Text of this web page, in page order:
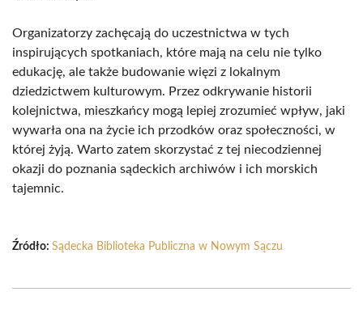
Organizatorzy zachęcają do uczestnictwa w tych
inspirujących spotkaniach, które mają na celu nie tylko
edukację, ale także budowanie więzi z lokalnym
dziedzictwem kulturowym. Przez odkrywanie historii
kolejnictwa, mieszkańcy mogą lepiej zrozumieć wpływ, jaki
wywarła ona na życie ich przodków oraz społeczności, w
której żyją. Warto zatem skorzystać z tej niecodziennej
okazji do poznania sądeckich archiwów i ich morskich
tajemnic.
Źródło: Sądecka Biblioteka Publiczna w Nowym Sączu